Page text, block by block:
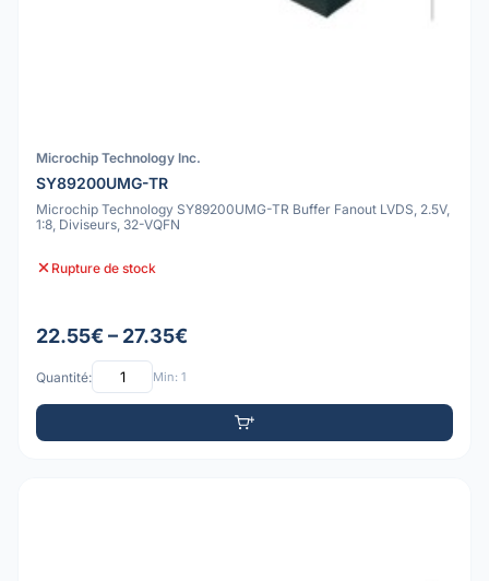
Microchip Technology Inc.
SY89200UMG-TR
Microchip Technology SY89200UMG-TR Buffer Fanout LVDS, 2.5V,
1:8, Diviseurs, 32-VQFN
Rupture de stock
22.55€ – 27.35€
Quantité: Min: 1